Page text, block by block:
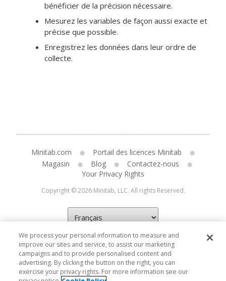
bénéficier de la précision nécessaire.
Mesurez les variables de façon aussi exacte et
précise que possible.
Enregistrez les données dans leur ordre de
collecte.
Minitab.com
Portail des licences Minitab
Magasin
Blog
Contactez-nous
Your Privacy Rights
Copyright © 2026 Minitab, LLC. All rights Reserved.
We process your personal information to measure and
improve our sites and service, to assist our marketing
campaigns and to provide personalised content and
advertising. By clicking the button on the right, you can
exercise your privacy rights. For more information see our